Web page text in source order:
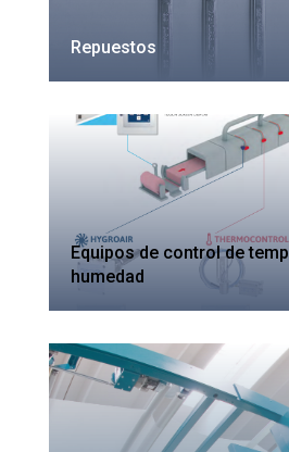
Repuestos
Equipos de control de
humedad